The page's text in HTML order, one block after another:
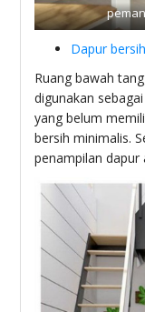
Dapur
Ruang bawah
digunakan
yang belum
bersih minimalis.
penampilan dapur